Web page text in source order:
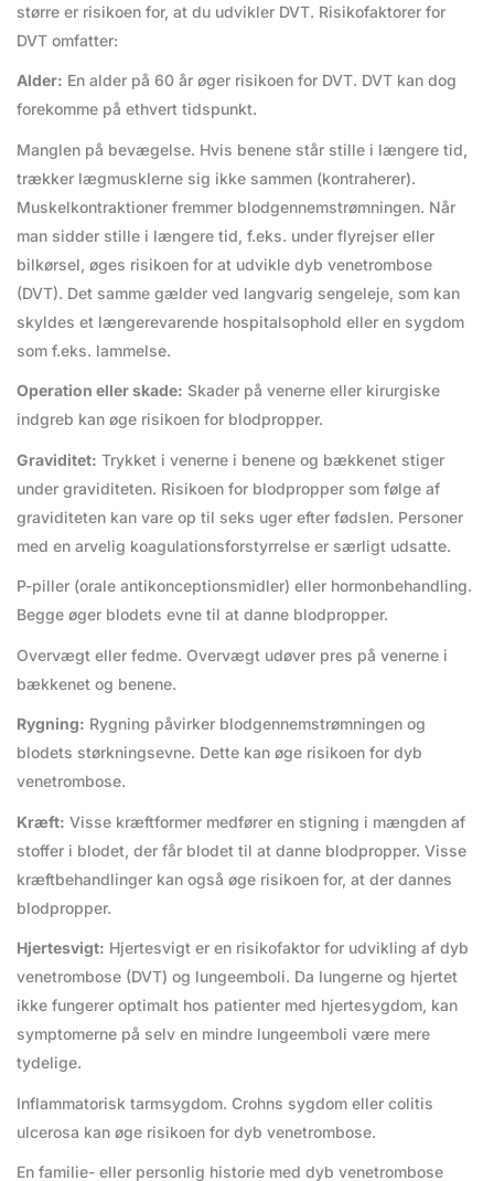
større er risikoen for, at du udvikler DVT. Risikofaktorer for
DVT omfatter:
Alder: En alder på 60 år øger risikoen for DVT. DVT kan dog
forekomme på ethvert tidspunkt.
Manglen på bevægelse. Hvis benene står stille i længere tid,
trækker lægmusklerne sig ikke sammen (kontraherer).
Muskelkontraktioner fremmer blodgennemstrømningen. Når
man sidder stille i længere tid, f.eks. under flyrejser eller
bilkørsel, øges risikoen for at udvikle dyb venetrombose
(DVT). Det samme gælder ved langvarig sengeleje, som kan
skyldes et længerevarende hospitalsophold eller en sygdom
som f.eks. lammelse.
Operation eller skade: Skader på venerne eller kirurgiske
indgreb kan øge risikoen for blodpropper.
Graviditet: Trykket i venerne i benene og bækkenet stiger
under graviditeten. Risikoen for blodpropper som følge af
graviditeten kan vare op til seks uger efter fødslen. Personer
med en arvelig koagulationsforstyrrelse er særligt udsatte.
P-piller (orale antikonceptionsmidler) eller hormonbehandling.
Begge øger blodets evne til at danne blodpropper.
Overvægt eller fedme. Overvægt udøver pres på venerne i
bækkenet og benene.
Rygning: Rygning påvirker blodgennemstrømningen og
blodets størkningsevne. Dette kan øge risikoen for dyb
venetrombose.
Kræft: Visse kræftformer medfører en stigning i mængden af
stoffer i blodet, der får blodet til at danne blodpropper. Visse
kræftbehandlinger kan også øge risikoen for, at der dannes
blodpropper.
Hjertesvigt: Hjertesvigt er en risikofaktor for udvikling af dyb
venetrombose (DVT) og lungeemboli. Da lungerne og hjertet
ikke fungerer optimalt hos patienter med hjertesygdom, kan
symptomerne på selv en mindre lungeemboli være mere
tydelige.
Inflammatorisk tarmsygdom. Crohns sygdom eller colitis
ulcerosa kan øge risikoen for dyb venetrombose.
En familie- eller personlig historie med dyb venetrombose